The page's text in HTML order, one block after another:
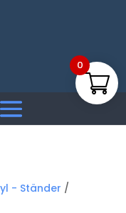
- Ständer /
0